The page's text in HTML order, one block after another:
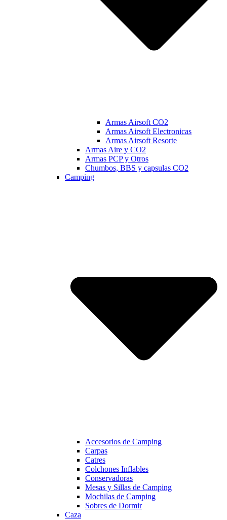
Armas Airsoft CO2
Armas Airsoft Electronicas
Armas Airsoft Resorte
Armas Aire y CO2
Armas PCP y Otros
Chumbos, BBS y capsulas CO2
Camping
Accesorios de Camping
Carpas
Catres
Colchones Inflables
Conservadoras
Mesas y Sillas de Camping
Mochilas de Camping
Sobres de Dormir
Caza